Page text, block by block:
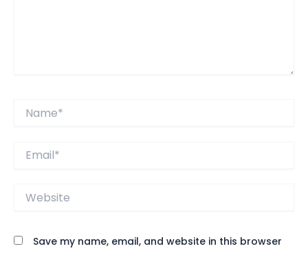
Website
Save my name, email, and website in this browser